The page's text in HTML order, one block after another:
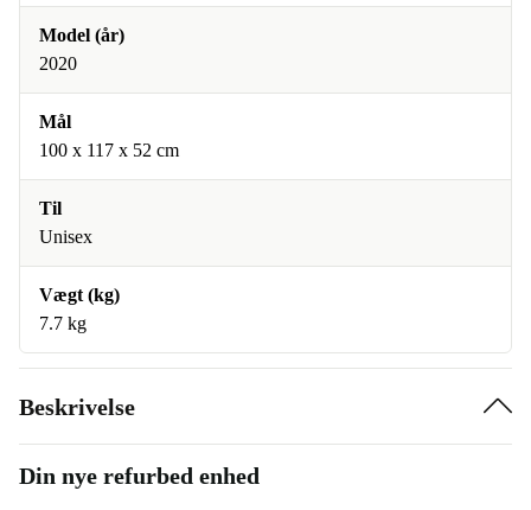
Model (år)
2020
Mål
100 x 117 x 52 cm
Til
Unisex
Vægt (kg)
7.7 kg
Beskrivelse
Din nye refurbed enhed